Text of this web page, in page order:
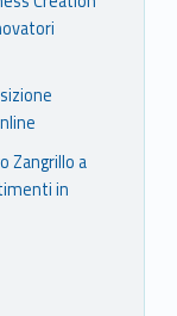
Zangrillo a
in